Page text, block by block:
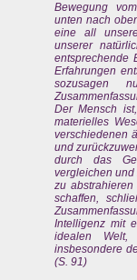
Bewegung
unten nach
eine all
unserer
entsprechende
Erfahrungen
sozusagen
Der Mensch
materielles
verschiedenen
und
durch das
vergleichen und
zu
schaffen,
Intelligenz mit
idealen
insbesondere
(S. 91)